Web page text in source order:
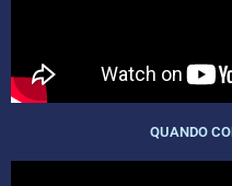
QUANDO